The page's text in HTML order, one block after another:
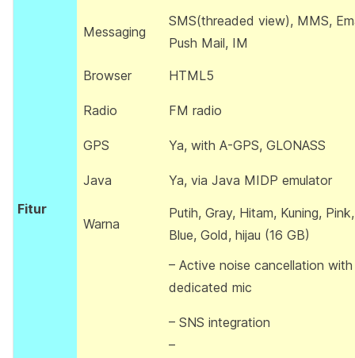
Fitur
Messaging
SMS(threaded view), MMS,
Push Mail, IM
Browser HTML5
Radio FM radio
GPS Ya, with A-GPS, GLONASS
Java Ya, via Java MIDP emulator
Warna
Putih, Gray, Hitam, Kuning, Pink,
Blue, Gold, hijau (16 GB)
– Active noise cancellation with
dedicated mic
– SNS integration
–